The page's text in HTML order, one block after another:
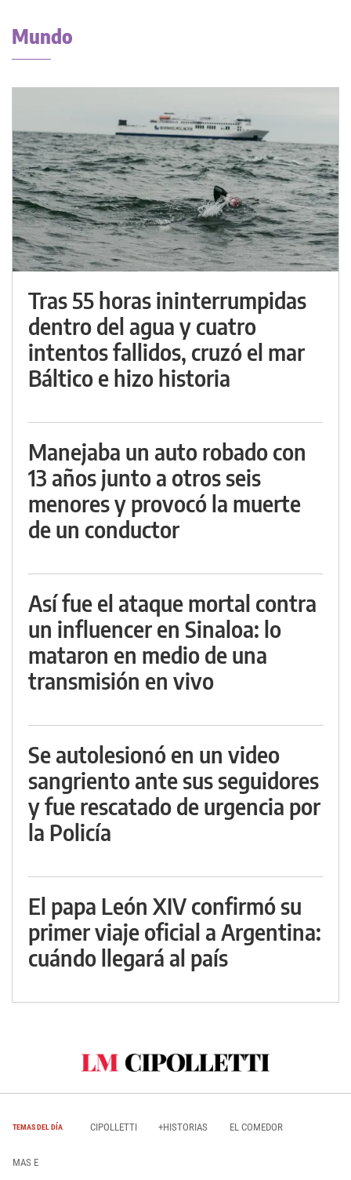
Mundo
Tras 55 horas ininterrumpidas
dentro del agua y cuatro
intentos fallidos, cruzó el mar
Báltico e hizo historia
Manejaba un auto robado con
13 años junto a otros seis
menores y provocó la muerte
de un conductor
Así fue el ataque mortal contra
un influencer en Sinaloa: lo
mataron en medio de una
transmisión en vivo
Se autolesionó en un video
sangriento ante sus seguidores
y fue rescatado de urgencia por
la Policía
El papa León XIV confirmó su
primer viaje oficial a Argentina:
cuándo llegará al país
TEMAS DEL DÍA CIPOLLETTI +HISTORIAS EL COMEDOR
MAS E